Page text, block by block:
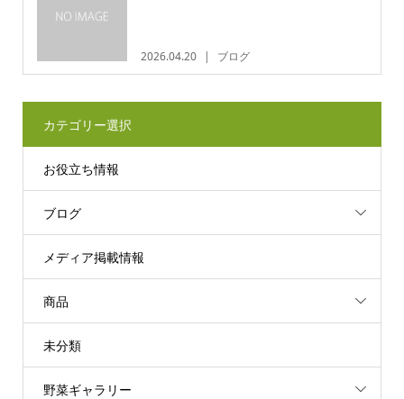
2026.04.20 ブログ
カテゴリー選択
お役立ち情報
ブログ
メディア掲載情報
商品
未分類
野菜ギャラリー